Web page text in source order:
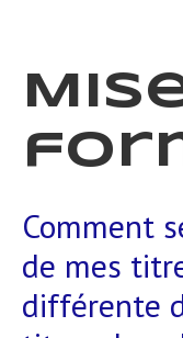
Comment
de mes
différente